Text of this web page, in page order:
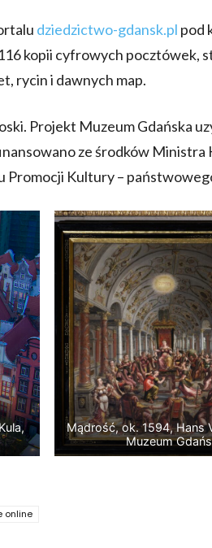
dziedzictwo-gdansk.pl pod
kopii cyfrowych
rycin i dawnych map.
Projekt Muzeum Gdańska
ze środków
Promocji Kultury –
Mądrość, ok. 1594, Hans
Muzeum
online